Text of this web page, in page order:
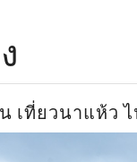
เที่ยวนาแห้ว